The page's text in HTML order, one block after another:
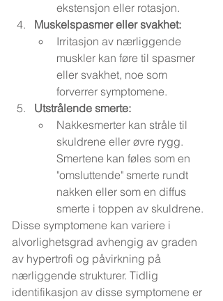
ekstensjon eller rotasjon.
Muskelspasmer eller svakhet:
Irritasjon av nærliggende
muskler kan føre til spasmer
eller svakhet, noe som
forverrer symptomene.
Utstrålende smerte:
Nakkesmerter kan stråle til
skuldrene eller øvre rygg.
Smertene kan føles som en
"omsluttende" smerte rundt
nakken eller som en diffus
smerte i toppen av skuldrene.
Disse symptomene kan variere i
alvorlighetsgrad avhengig av graden
av hypertrofi og påvirkning på
nærliggende strukturer. Tidlig
identifikasjon av disse symptomene er